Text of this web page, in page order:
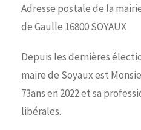
Adresse postale de la
de Gaulle 16800 SOYAUX
Depuis les dernières
maire de Soyaux est
73ans en 2022 et sa
libérales.